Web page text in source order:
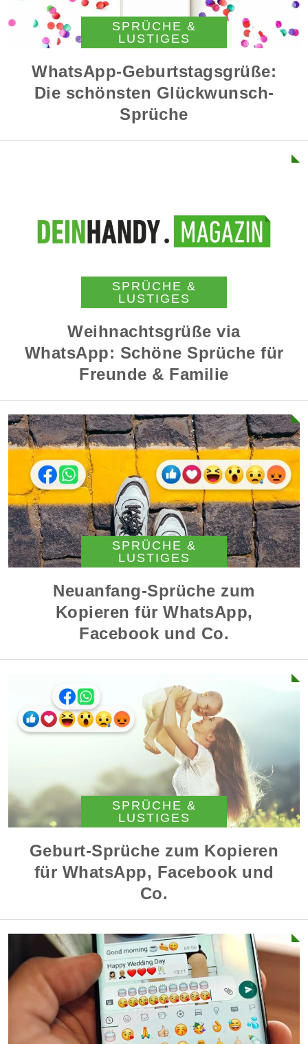
SPRÜCHE &
LUSTIGES
WhatsApp-Geburtstagsgrüße:
Die schönsten Glückwunsch-
Sprüche
SPRÜCHE &
LUSTIGES
Weihnachtsgrüße via
WhatsApp: Schöne Sprüche für
Freunde & Familie
SPRÜCHE &
LUSTIGES
Neuanfang-Sprüche zum
Kopieren für WhatsApp,
Facebook und Co.
SPRÜCHE &
LUSTIGES
Geburt-Sprüche zum Kopieren
für WhatsApp, Facebook und
Co.